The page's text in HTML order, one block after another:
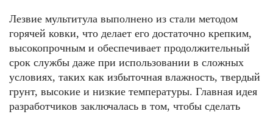
Лезвие мультитула выполнено из стали методом
горячей ковки, что делает его достаточно крепким,
высокопрочным и обеспечивает продолжительный
срок службы даже при использовании в сложных
условиях, таких как избыточная влажность, твердый
грунт, высокие и низкие температуры. Главная идея
разработчиков заключалась в том, чтобы сделать